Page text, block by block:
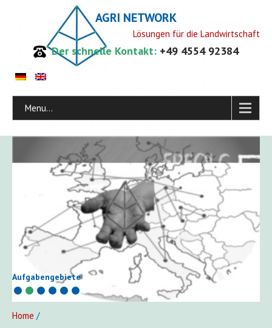
AGRI NETWORK
Lösungen für die Landwirtschaft
Der schnelle Kontakt: +49 4554 92384
Menu...
Aufgabengebiete
Home /